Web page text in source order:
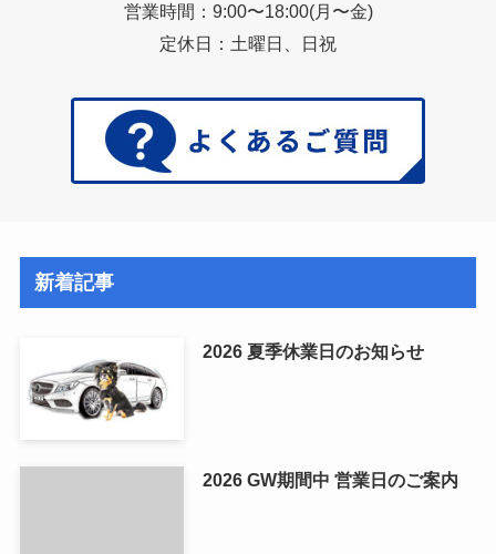
営業時間：9:00〜18:00(月〜金)
定休日：土曜日、日祝
新着記事
2026 夏季休業日のお知らせ
2026 GW期間中 営業日のご案内